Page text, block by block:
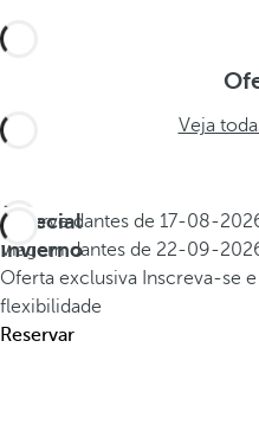
Veja
Especial
Invierno
Reserve dantes de 17-08-
Viagem dantes de 22-09-
Oferta exclusiva Inscreva-se
flexibilidade
Reservar